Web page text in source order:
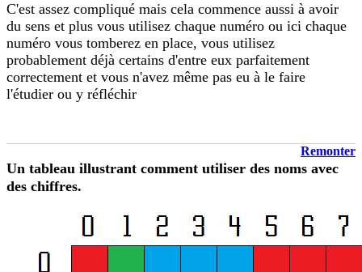
C'est assez compliqué mais cela commence aussi à avoir
du sens et plus vous utilisez chaque numéro ou ici chaque
numéro vous tomberez en place, vous utilisez
probablement déjà certains d'entre eux parfaitement
correctement et vous n'avez même pas eu à le faire
l'étudier ou y réfléchir
Remonter
Un tableau illustrant comment utiliser des noms avec
des chiffres.